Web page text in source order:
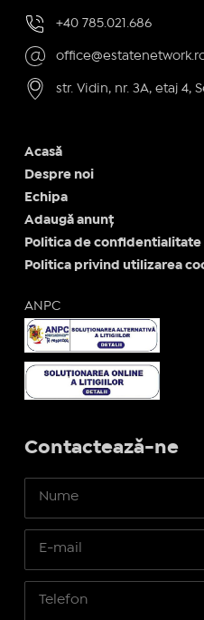
+40 785.021.686
str. Vidin, nr. 3A, etaj 4,
Acasă
Despre noi
Echipa
Adaugă anunț
Politica de confidentialitate
Politica privind utilizarea
ANPC
Contactează-ne